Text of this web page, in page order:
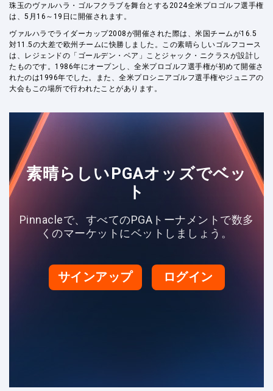
珠玉のヴァルハラ・ゴルフクラブを舞台とする2024全米プロゴルフ選手権
は、5月16～19日に開催されます。
ヴァルハラでライダーカップ2008が開催された際は、米国チームが16.5
対11.5の大差で欧州チームに快勝しました。この素晴らしいゴルフコース
は、レジェンドの「ゴールデン・ベア」ことジャック・ニクラスが設計し
たものです。1986年にオープンし、全米プロゴルフ選手権が初めて開催さ
れたのは1996年でした。また、全米プロシニアゴルフ選手権やジュニアの
大会もこの場所で行われたことがあります。
素晴らしいPGAオッズでベッ
ト
Pinnacleで、すべてのPGAトーナメントで数多
くのマーケットにベットしましょう。
サインアップ ログイン